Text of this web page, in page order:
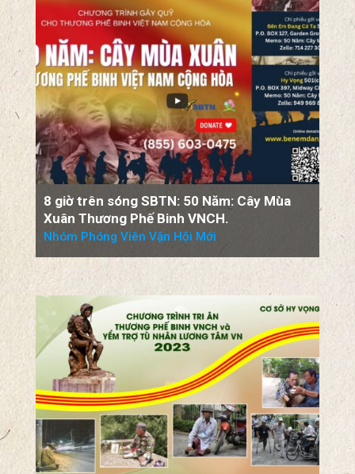
VNCH Phạm Tín An Ninh – Bài 4
-Trần Phong Vũ
Xuân Thương Phế Binh VNCH.
Nhóm Phóng Viên Vận Hội Mới